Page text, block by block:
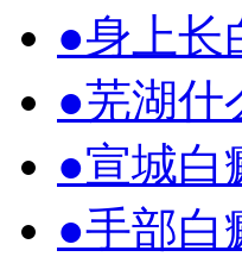
●身上长
●芜湖什
●宣城白
●手部白